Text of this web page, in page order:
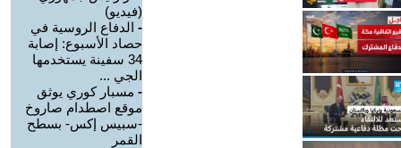
(فيديو)
- الدفاع الروسية في
حصاد الأسبوع: إصابة
34 سفينة يستخدمها
الجي ...
- مسبار كوري يوثق
موقع اصطدام صاروخ
-سبيس إكس- بسطح
القمر